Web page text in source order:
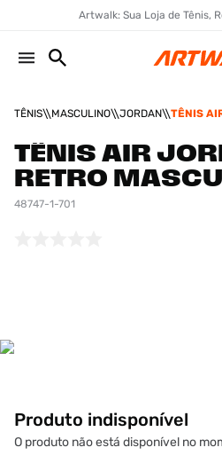
Artwalk: Sua Loja de Tênis,
TÊNIS MASCULINO JORDAN
TÊNIS
TÊNIS AIR
RETRO
48747-1-701
Produto indisponível
O produto não está disponível no